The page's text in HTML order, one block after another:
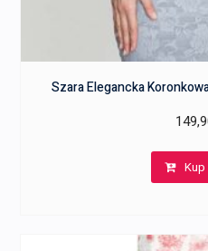
Szara Elegancka